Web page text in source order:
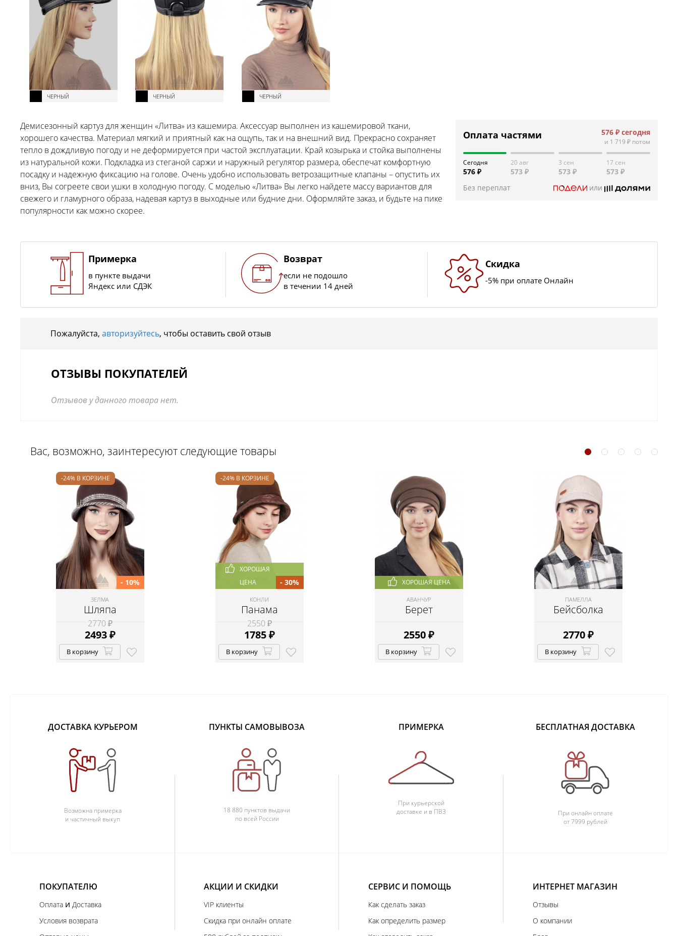
ЧЕРНЫЙ ЧЕРНЫЙ ЧЕРНЫЙ
Демисезонный картуз для женщин «Литва» из кашемира. Аксессуар выполнен из кашемировой ткани,
хорошего качества. Материал мягкий и приятный как на ощупь, так и на внешний вид. Прекрасно сохраняет
тепло в дождливую погоду и не деформируется при частой эксплуатации. Край козырька и стойка выполнены
из натуральной кожи. Подкладка из стеганой саржи и наружный регулятор размера, обеспечат комфортную
посадку и надежную фиксацию на голове. Очень удобно использовать ветрозащитные клапаны – опустить их
вниз, Вы согреете свои ушки в холодную погоду. С моделью «Литва» Вы легко найдете массу вариантов для
свежего и гламурного образа, надевая картуз в выходные или будние дни. Оформляйте заказ, и будьте на пике
популярности как можно скорее.
Оплата частями 576 ₽сегодня
и 1 719 ₽потом
Сегодня
576 ₽
20 авг
573 ₽
3 сен
573 ₽
17 сен
573 ₽
Без переплат
или
Примерка
в пункте выдачи
Яндекс или СДЭК
Возврат
если не подошло
в течении 14 дней
Скидка
-5% при оплате Онлайн
Пожалуйста, авторизуйтесь, чтобы оставить свой отзыв
ОТЗЫВЫ ПОКУПАТЕЛЕЙ
Отзывов у данного товара нет.
Вас, возможно, заинтересуют следующие товары
-24% В КОРЗИНЕ
ЗЕЛМА
Шляпа
2770 ₽
2493₽
- 10%
В корзину
-24% В КОРЗИНЕ
ХОРОШАЯ
ЦЕНА
КОНЛИ
Панама
2550 ₽
1785₽
- 30%
В корзину
ХОРОШАЯ ЦЕНА
АВАНЧУР
Берет
2550₽
В корзину
ПАМЕЛЛА
Бейсболка
2770₽
В корзину
ДОСТАВКА КУРЬЕРОМ
Возможна примерка
и частичный выкуп
ПУНКТЫ САМОВЫВОЗА
18 880 пунктов выдачи
по всей России
ПРИМЕРКА
При курьерской
доставке и в ПВЗ
БЕСПЛАТНАЯ ДОСТАВКА
При онлайн оплате
от 7999 рублей
ПОКУПАТЕЛЮ
Оплата и Доставка
Условия возврата
АКЦИИ И СКИДКИ
VIP клиенты
Скидка при онлайн оплате
СЕРВИС И ПОМОЩЬ
Как сделать заказ
Как определить размер
ИНТЕРНЕТ МАГАЗИН
Отзывы
О компании